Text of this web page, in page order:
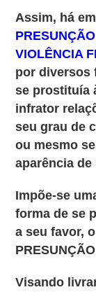
Assim, há
VIOLÊNCIA
por diversos
se prostituía
infrator
seu grau de
ou mesmo
aparência
Impõe-se
forma de se
a seu favor,
Visando